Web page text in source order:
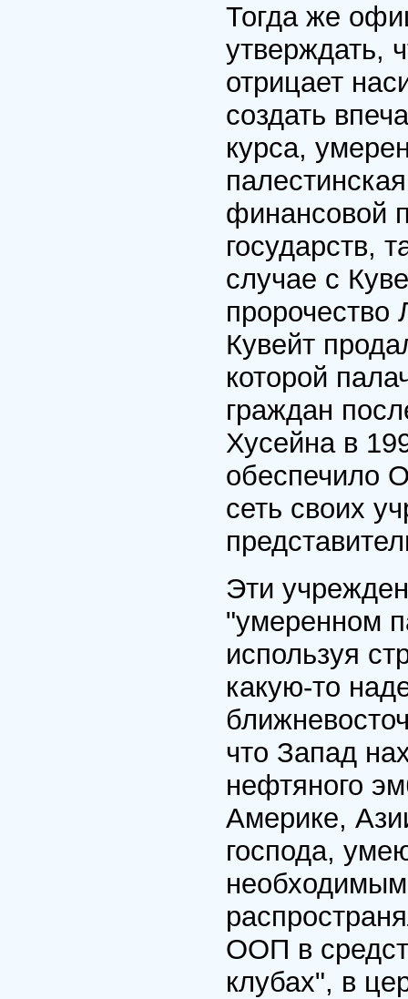
Тогда же
утверждать,
отрицает
создать
курса,
финансовой
государств,
случае с
пророчество
Кувейт
которой
граждан
Хусейна в
обеспечило
сеть своих
Эти
"умеренном
используя
какую-то
что Запад
нефтяного
Америке,
господа,
ООП в
клубах", в